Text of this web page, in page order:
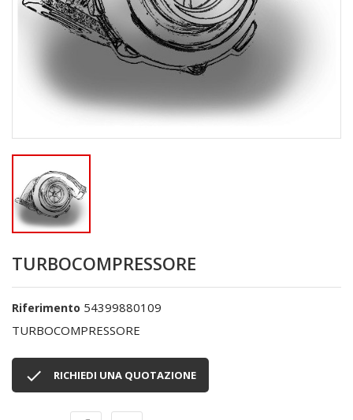
TURBOCOMPRESSORE
Riferimento 54399880109
TURBOCOMPRESSORE
 RICHIEDI UNA QUOTAZIONE